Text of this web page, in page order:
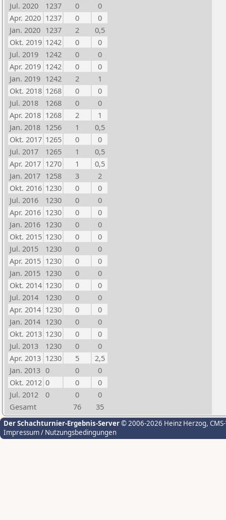
Jul. 2020
1237 0
0
Apr. 2020 1237 0
0
Jan. 2020 1237 2
0,5
Okt. 2019 1242 0
0
Jul. 2019
1242 0
0
Apr. 2019 1242 0
0
Jan. 2019 1242 2
1
Okt. 2018 1268 0
0
Jul. 2018
1268 0
0
Apr. 2018 1268 2
1
Jan. 2018 1256 1
0,5
Okt. 2017 1265 0
0
Jul. 2017
1265 1
0,5
Apr. 2017 1270 1
0,5
Jan. 2017 1258 3
2
Okt. 2016 1230 0
0
Jul. 2016
1230 0
0
Apr. 2016 1230 0
0
Jan. 2016 1230 0
0
Okt. 2015 1230 0
0
Jul. 2015
1230 0
0
Apr. 2015 1230 0
0
Jan. 2015 1230 0
0
Okt. 2014 1230 0
0
Jul. 2014
1230 0
0
Apr. 2014 1230 0
0
Jan. 2014 1230 0
0
Okt. 2013 1230 0
0
Jul. 2013
1230 0
0
Apr. 2013 1230 5
2,5
Jan. 2013 0 0
0
Okt. 2012 0 0
0
Jul. 2012
0 0
0
Gesamt
76 35
Der Schachturnier-Ergebnis-Server© 2006-2026 Heinz Herzog,
Impressum / Nutzungsbedingungen